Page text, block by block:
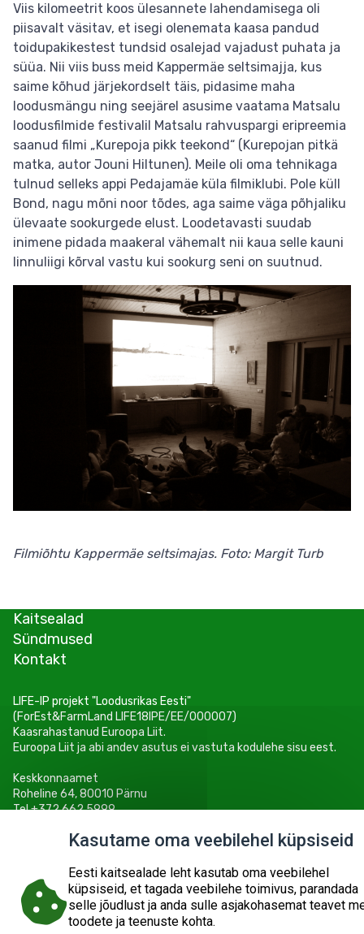
Viis kilomeetrit koos ülesannete lahendamisega oli
piisavalt väsitav, et isegi olenemata kaasa pandud
toidupakikestest tundsid osalejad vajadust puhata ja
süüa. Nii viis buss meid Kappermäe seltsimajja, kus
saime kõhud järjekordselt täis, pidasime maha
loodusmängu ning seejärel asusime vaatama Matsalu
loodusfilmide festivalil Matsalu rahvuspargi eripreemia
saanud filmi „Kurepoja pikk teekond“ (Kurepojan pitkä
matka, autor Jouni Hiltunen). Meile oli oma tehnikaga
tulnud selleks appi Pedajamäe küla filmiklubi. Pole küll
Bond, nagu mõni noor tõdes, aga saime väga põhjaliku
ülevaate sookurgede elust. Loodetavasti suudab
inimene pidada maakeral vähemalt nii kaua selle kauni
linnuliigi kõrval vastu kui sookurg seni on suutnud.
Filmiõhtu Kappermäe seltsimajas. Foto: Margit Turb
Kaitsealad
Sündmused
Kontakt
© 2026 KESKKONNAAMET SISUKAART ESITA PÄRING
LIFE-IP projekt "Loodusrikas Eesti"
(ForEst&FarmLand LIFE18IPE/EE/000007)
Kaasrahastanud Euroopa Liit.
Euroopa Liit ja abi andev asutus ei vastuta kodulehe sisu eest.
Keskkonnaamet
Roheline 64, 80010 Pärnu
Tel +372 662 5999
Kasutame oma veebilehel küpsiseid
Eesti kaitsealade leht kasutab oma veebilehel
küpsiseid, et tagada veebilehe toimivus, parandada
selle jõudlust ja anda sulle asjakohasemat teavet
toodete ja teenuste kohta.